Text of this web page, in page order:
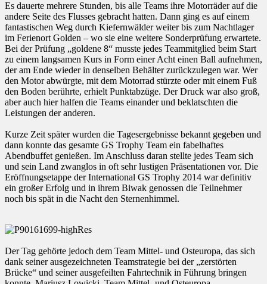
Es dauerte mehrere Stunden, bis alle Teams ihre Motorräder auf die
andere Seite des Flusses gebracht hatten. Dann ging es auf einem
fantastischen Weg durch Kiefernwälder weiter bis zum Nachtlager
im Ferienort Golden – wo sie eine weitere Sonderprüfung erwartete.
Bei der Prüfung „goldene 8“ musste jedes Teammitglied beim Start
zu einem langsamen Kurs in Form einer Acht einen Ball aufnehmen,
der am Ende wieder in denselben Behälter zurückzulegen war. Wer
den Motor abwürgte, mit dem Motorrad stürzte oder mit einem Fuß
den Boden berührte, erhielt Punktabzüge. Der Druck war also groß,
aber auch hier halfen die Teams einander und beklatschten die
Leistungen der anderen.
Kurze Zeit später wurden die Tagesergebnisse bekannt gegeben und
dann konnte das gesamte GS Trophy Team ein fabelhaftes
Abendbuffet genießen. Im Anschluss daran stellte jedes Team sich
und sein Land zwanglos in oft sehr lustigen Präsentationen vor. Die
Eröffnungsetappe der International GS Trophy 2014 war definitiv
ein großer Erfolg und in ihrem Biwak genossen die Teilnehmer
noch bis spät in die Nacht den Sternenhimmel.
Der Tag gehörte jedoch dem Team Mittel- und Osteuropa, das sich
dank seiner ausgezeichneten Teamstrategie bei der „zerstörten
Brücke“ und seiner ausgefeilten Fahrtechnik in Führung bringen